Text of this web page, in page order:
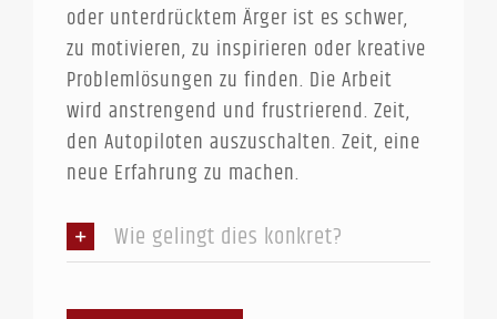
oder unterdrücktem Ärger ist es schwer,
zu motivieren, zu inspirieren oder kreative
Problemlösungen zu finden. Die Arbeit
wird anstrengend und frustrierend. Zeit,
den Autopiloten auszuschalten. Zeit, eine
neue Erfahrung zu machen.
Wie gelingt dies konkret?